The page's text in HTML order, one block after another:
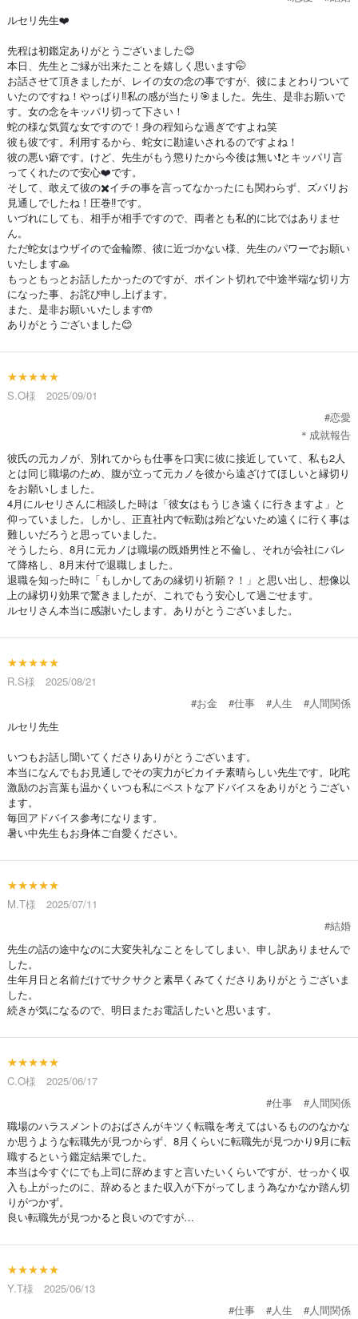
ルセリ先生❤️
先程は初鑑定ありがとうございました😊
本日、先生とご縁が出来たことを嬉しく思います🤭
お話させて頂きましたが、レイの女の念の事ですが、彼にまとわりついて
いたのですね！やっぱり‼️私の感が当たり🎯ました。先生、是非お願いで
す。女の念をキッパリ切って下さい！
蛇の様な気質な女ですので！身の程知らな過ぎですよね笑
彼も彼です。利用するから、蛇女に勘違いされるのですよね！
彼の悪い癖です。けど、先生がもう懲りたから今後は無い❗️とキッパリ言
ってくれたので安心❤️です。
そして、敢えて彼の✖️イチの事を言ってなかったにも関わらず、ズバリお
見通しでしたね！圧巻‼️です。
いづれにしても、相手が相手ですので、両者とも私的に比ではありませ
ん。
ただ蛇女はウザイので金輪際、彼に近づかない様、先生のパワーでお願い
いたします🙏
もっともっとお話したかったのですが、ポイント切れで中途半端な切り方
になった事、お詫び申し上げます。
また、是非お願いいたします🤲
ありがとうございました😊
★★★★★
S.O様 2025/09/01
#恋愛
＊成就報告
彼氏の元カノが、別れてからも仕事を口実に彼に接近していて、私も2人
とは同じ職場のため、腹が立って元カノを彼から遠ざけてほしいと縁切り
をお願いしました。
4月にルセリさんに相談した時は「彼女はもうじき遠くに行きますよ」と
仰っていました。しかし、正直社内で転勤は殆どないため遠くに行く事は
難しいだろうと思っていました。
そうしたら、8月に元カノは職場の既婚男性と不倫し、それが会社にバレ
て降格し、8月末付で退職しました。
退職を知った時に「もしかしてあの縁切り祈願？！」と思い出し、想像以
上の縁切り効果で驚きましたが、これでもう安心して過ごせます。
ルセリさん本当に感謝いたします。ありがとうございました。
★★★★★
R.S様 2025/08/21
#お金
#仕事 #人生
#人間関係
ルセリ先生
いつもお話し聞いてくださりありがとうございます。
本当になんでもお見通しでその実力がピカイチ素晴らしい先生です。叱咤
激励のお言葉も温かくいつも私にベストなアドバイスをありがとうござい
ます。
毎回アドバイス参考になります。
暑い中先生もお身体ご自愛ください。
★★★★★
M.T様 2025/07/11
#結婚
先生の話の途中なのに大変失礼なことをしてしまい、申し訳ありませんで
した。
生年月日と名前だけでサクサクと素早くみてくださりありがとうございま
した。
続きが気になるので、明日またお電話したいと思います。
★★★★★
C.O様 2025/06/17
#仕事
#人間関係
職場のハラスメントのおばさんがキツく転職を考えてはいるもののなかな
か思うような転職先が見つからず、8月くらいに転職先が見つかり9月に転
職するという鑑定結果でした。
本当は今すぐにでも上司に辞めますと言いたいくらいですが、せっかく収
入も上がったのに、辞めるとまた収入が下がってしまう為なかなか踏ん切
りがつかず。
良い転職先が見つかると良いのですが…
★★★★★
Y.T様 2025/06/13
#仕事
#人生
#人間関係